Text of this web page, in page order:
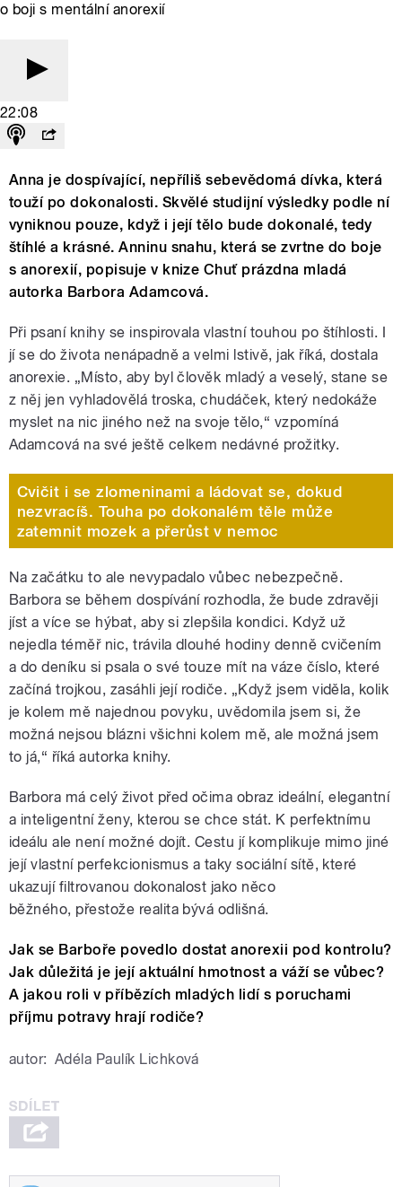
o boji s mentální anorexií
22:08
Anna je dospívající, nepříliš sebevědomá dívka, která
touží po dokonalosti. Skvělé studijní výsledky podle ní
vyniknou pouze, když i její tělo bude dokonalé, tedy
štíhlé a krásné. Anninu snahu, která se zvrtne do boje
s anorexií, popisuje v knize Chuť prázdna mladá
autorka Barbora Adamcová.
Při psaní knihy se inspirovala vlastní touhou po štíhlosti. I
jí se do života nenápadně a velmi lstivě, jak říká, dostala
anorexie. „Místo, aby byl člověk mladý a veselý, stane se
z něj jen vyhladovělá troska, chudáček, který nedokáže
myslet na nic jiného než na svoje tělo,“ vzpomíná
Adamcová na své ještě celkem nedávné prožitky.
Cvičit i se zlomeninami a ládovat se, dokud
nezvracíš. Touha po dokonalém těle může
zatemnit mozek a přerůst v nemoc
Na začátku to ale nevypadalo vůbec nebezpečně.
Barbora se během dospívání rozhodla, že bude zdravěji
jíst a více se hýbat, aby si zlepšila kondici. Když už
nejedla téměř nic, trávila dlouhé hodiny denně cvičením
a do deníku si psala o své touze mít na váze číslo, které
začíná trojkou, zasáhli její rodiče. „Když jsem viděla, kolik
je kolem mě najednou povyku, uvědomila jsem si, že
možná nejsou blázni všichni kolem mě, ale možná jsem
to já,“ říká autorka knihy.
Barbora má celý život před očima obraz ideální, elegantní
a inteligentní ženy, kterou se chce stát. K perfektnímu
ideálu ale není možné dojít. Cestu jí komplikuje mimo jiné
její vlastní perfekcionismus a taky sociální sítě, které
ukazují filtrovanou dokonalost jako něco
běžného, přestože realita bývá odlišná.
Jak se Barboře povedlo dostat anorexii pod kontrolu?
Jak důležitá je její aktuální hmotnost a váží se vůbec?
A jakou roli v příbězích mladých lidí s poruchami
příjmu potravy hrají rodiče?
autor: Adéla Paulík Lichková